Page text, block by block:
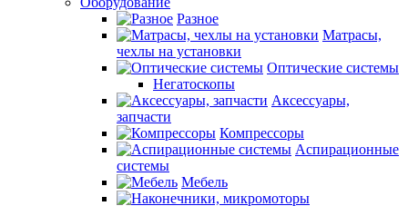
Разное
Матрасы,
чехлы на установки
Оптические системы
Негатоскопы
Аксессуары,
запчасти
Компрессоры
Аспирационные
системы
Мебель